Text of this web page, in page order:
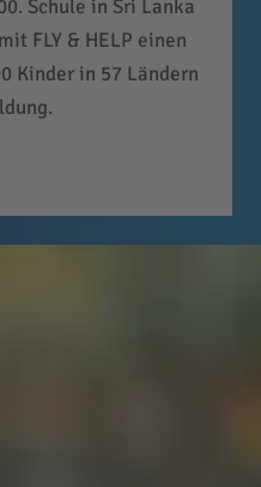
Schule in Sri Lanka
FLY & HELP einen
Kinder in 57 Ländern